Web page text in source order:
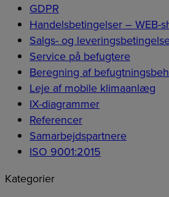
GDPR
Handelsbetingelser – WEB-
Salgs- og
Service på befugtere
Beregning af
Leje af mobile klimaanlæg
IX-diagrammer
Referencer
Samarbejdspartnere
ISO 9001:2015
Kategorier